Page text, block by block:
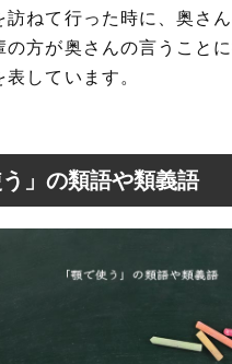
訪ねて行った時に、奥さ
の方が奥さんの言うこと
しています。
う」の類語や類義語